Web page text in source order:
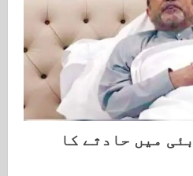
میں حادثے کا